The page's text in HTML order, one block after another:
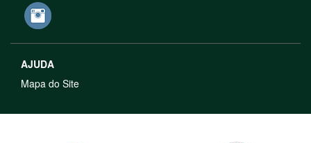
AJUDA
Mapa do Site